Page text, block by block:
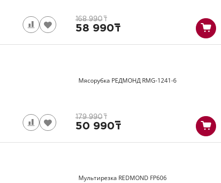
168 990 т
58 990т
Мясорубка РЕДМОНД RMG-1241-6
179 990 т
50 990т
Мультирезка REDMOND FP606